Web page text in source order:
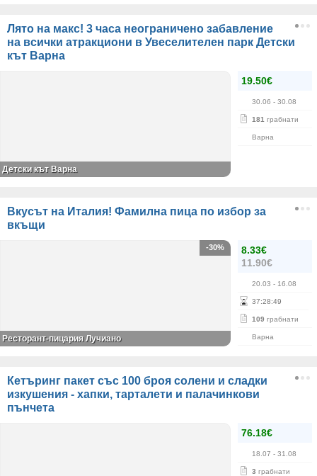
Лято на макс! 3 часа неограничено забавление
на всички атракциони в Увеселителен парк Детски
кът Варна
19.50€
30.06 - 30.08
181 грабнати
Варна
Детски кът Варна
Вкусът на Италия! Фамилна пица по избор за
вкъщи
8.33€
11.90€
20.03 - 16.08
37:28:49
109 грабнати
Варна
-30%
Ресторант-пицария Лучиано
Кетъринг пакет със 100 броя солени и сладки
изкушения - хапки, тарталети и палачинкови
пънчета
76.18€
18.07 - 31.08
3 грабнати